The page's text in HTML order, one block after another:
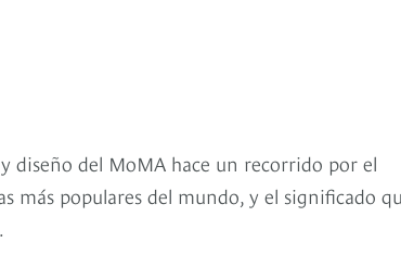
diseño del MoMA hace un recorrido por el
más populares del mundo, y el significado